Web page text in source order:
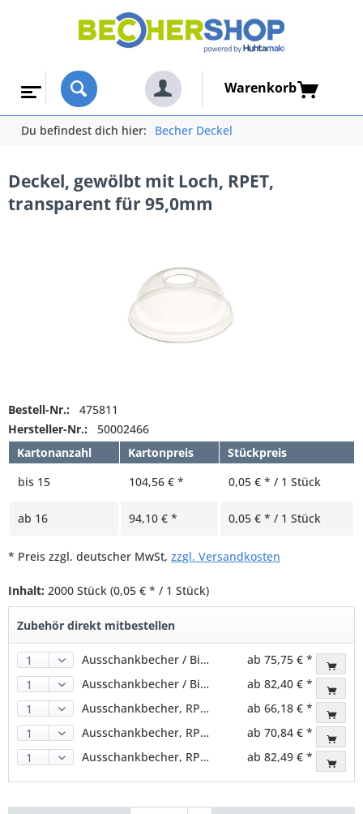
Warenkorb
Du befindest dich hier: Becher Deckel
Deckel, gewölbt mit Loch, RPET,
transparent für 95,0mm
Bestell-Nr.:
475811
Hersteller-Nr.:
50002466
Kartonanzahl
Kartonpreis
Stückpreis
bis 15 104,56 € * 0,05 € * / 1 Stück
ab 16 94,10 € * 0,05 € * / 1 Stück
* Preis zzgl. deutscher MwSt, zzgl. Versandkosten
Inhalt: 2000 Stück (0,05 € * / 1 Stück)
Zubehör direkt mitbestellen
Ausschankbecher / Bierbecher, RPET, transparent, 400ml (800 Stk.)
ab 75,75 € *
Ausschankbecher / Bierbecher, RPET, transparent, 500ml (800 Stk.)
ab 82,40 € *
Ausschankbecher, RPET, transparent, 300ml (800 Stk.)
ab 66,18 € *
Ausschankbecher, RPET, transparent, 400ml (800 Stk.)
ab 70,84 € *
Ausschankbecher, RPET, transparent, 500ml (800 Stk.)
ab 82,49 € *